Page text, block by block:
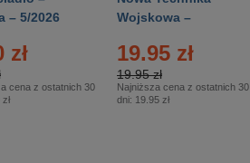
– 5/2026
zł
cena z ostatnich 30
Wojskowa –
19.95 zł
19.95 zł
Najniższa cena z ostatnich 30
dni: 19.95 zł